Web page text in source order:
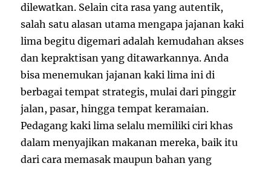
dilewatkan. Selain cita rasa yang autentik,
salah satu alasan utama mengapa jajanan kaki
lima begitu digemari adalah kemudahan akses
dan kepraktisan yang ditawarkannya. Anda
bisa menemukan jajanan kaki lima ini di
berbagai tempat strategis, mulai dari pinggir
jalan, pasar, hingga tempat keramaian.
Pedagang kaki lima selalu memiliki ciri khas
dalam menyajikan makanan mereka, baik itu
dari cara memasak maupun bahan yang